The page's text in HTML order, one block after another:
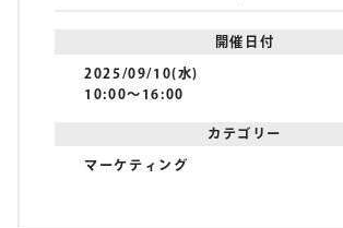
開催日付
2025/09/10(水)
10:00〜16:00
カテゴリー
マーケティング